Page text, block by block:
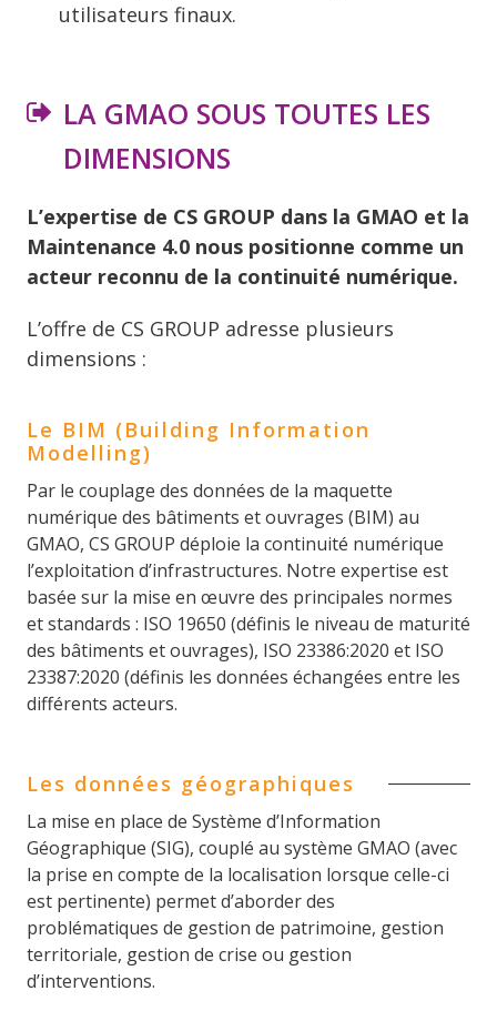
utilisateurs finaux.
LA GMAO SOUS TOUTES LES
DIMENSIONS
L’expertise de CS GROUP dans la GMAO et la
Maintenance 4.0 nous positionne comme un
acteur reconnu de la continuité numérique.
L’offre de CS GROUP adresse plusieurs
dimensions :
Le BIM (Building Information
Modelling)
Par le couplage des données de la maquette
numérique des bâtiments et ouvrages (BIM) au
GMAO, CS GROUP déploie la continuité numérique
l’exploitation d’infrastructures. Notre expertise est
basée sur la mise en œuvre des principales normes
et standards : ISO 19650 (définis le niveau de maturité
des bâtiments et ouvrages), ISO 23386:2020 et ISO
23387:2020 (définis les données échangées entre les
différents acteurs.
Les données géographiques
La mise en place de Système d’Information
Géographique (SIG), couplé au système GMAO (avec
la prise en compte de la localisation lorsque celle-ci
est pertinente) permet d’aborder des
problématiques de gestion de patrimoine, gestion
territoriale, gestion de crise ou gestion
d’interventions.